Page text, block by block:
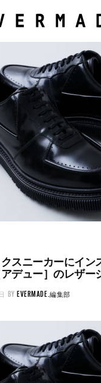
スニーカーにイン
デュー］のレザー
BYEVERMADE.編集部